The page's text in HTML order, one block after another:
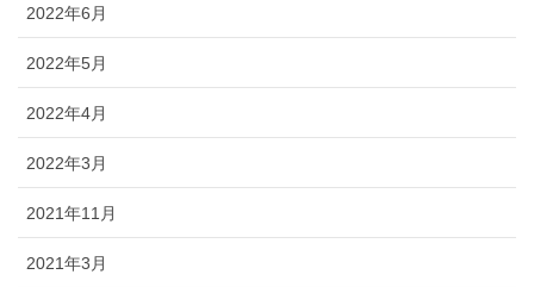
2022年6月
2022年5月
2022年4月
2022年3月
2021年11月
2021年3月